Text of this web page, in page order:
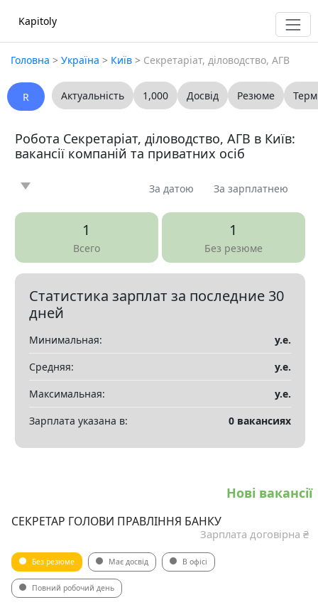
Kapitoly
Головна > Україна > Київ > Секретаріат, діловодство, АГВ
R Актуальність 1,000 Досвід Резюме
Робота Секретаріат, діловодство, АГВ в Київ:
вакансії компаній та приватних осіб
Новина 0 Стаття 0 Пропоную 0 Шукаю 0
0
Показать все разделы▼
За датою За зарплатнею
1
Всего
1
Без резюме
Статистика зарплат за последние 30
дней
Минимальная:
у.е.
Средняя:
у.е.
Максимальная:
у.е.
Зарплата указана в:
0 вакансиях
Нові вакансії
СЕКРЕТАР ГОЛОВИ ПРАВЛІННЯ БАНКУ
Зарплата договірна ₴
Без резюме Має досвід В офісі
Повний робочий день